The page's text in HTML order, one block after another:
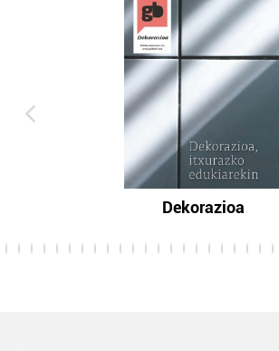
Dekorazioa